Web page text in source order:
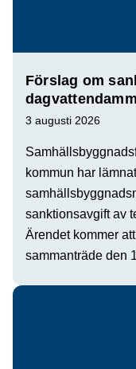
Förslag om
dagvattendamm
3 augusti 2026
kommun har
sanktionsavgift av
Ärendet kommer
sammanträde den